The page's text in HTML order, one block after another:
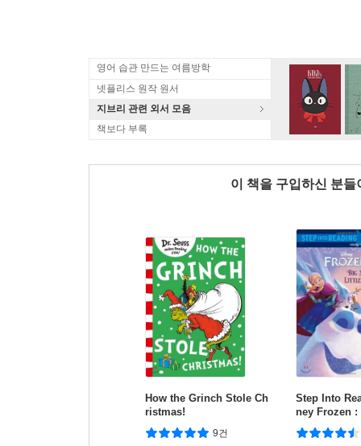
영어 습관 만드는 여름방학
넷플리스 원작 원서
지브리 관련 외서 모음
책보다 부록
이 책을 구입하신 분
How the Grinch Stole Ch
ristmas!
9건
Step Into
ney Frozen
an, Little